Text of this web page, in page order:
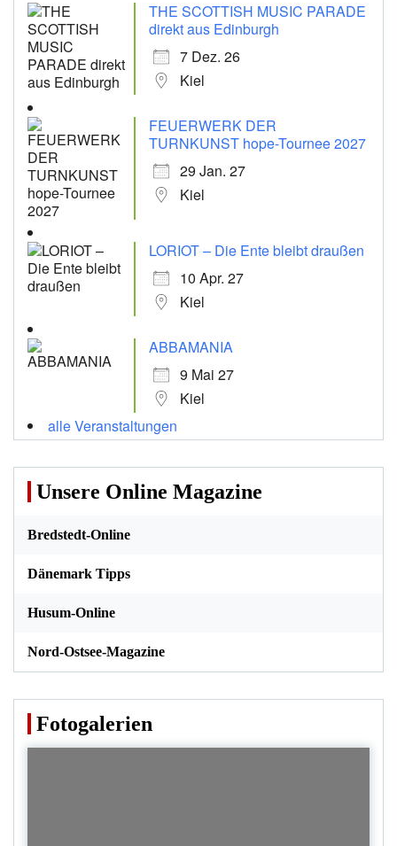
THE SCOTTISH MUSIC PARADE
direkt aus Edinburgh
7 Dez. 26
Kiel
FEUERWERK DER
TURNKUNST hope-Tournee 2027
29 Jan. 27
Kiel
LORIOT – Die Ente bleibt draußen
10 Apr. 27
Kiel
ABBAMANIA
9 Mai 27
Kiel
alle Veranstaltungen
Unsere Online Magazine
Bredstedt-Online
Dänemark Tipps
Husum-Online
Nord-Ostsee-Magazine
Fotogalerien